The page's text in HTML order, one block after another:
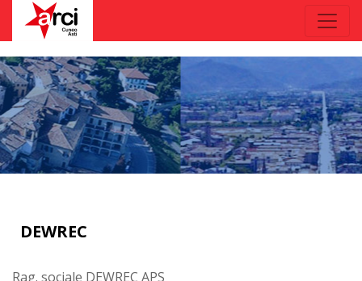
DEWREC
Rag. sociale DEWREC APS